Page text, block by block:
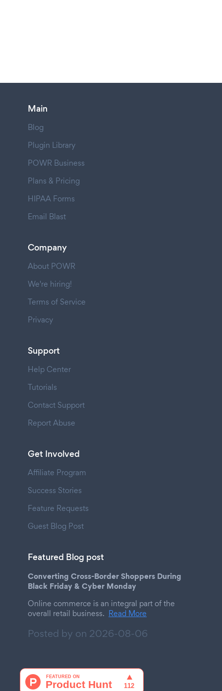
Main
Blog
Plugin Library
POWR Business
Plans & Pricing
HIPAA Forms
Email Blast
Company
About POWR
We're hiring!
Terms of Service
Privacy
Support
Help Center
Tutorials
Contact Support
Report Abuse
Get Involved
Affiliate Program
Success Stories
Feature Requests
Guest Blog Post
Featured Blog post
Converting Cross-Border Shoppers During
Black Friday & Cyber Monday
Online commerce is an integral part of the
overall retail business. Read More
Posted by on 2026-08-06